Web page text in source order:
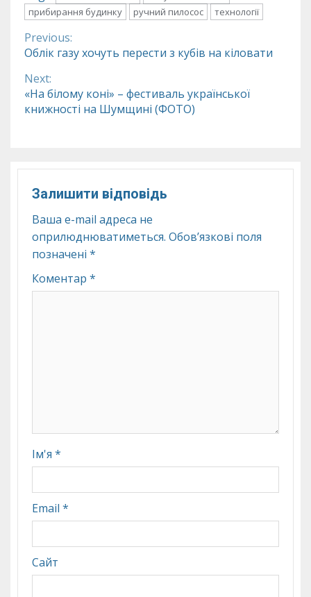
прибирання будинку
ручний пилосос технології
Continue
Reading
Previous:
Облік газу хочуть перести з кубів на кіловати
Next:
«На білому коні» – фестиваль української
книжності на Шумщині (ФОТО)
Залишити відповідь
Ваша e-mail адреса не
оприлюднюватиметься. Обов’язкові поля
позначені *
Коментар *
Ім'я *
Email *
Сайт